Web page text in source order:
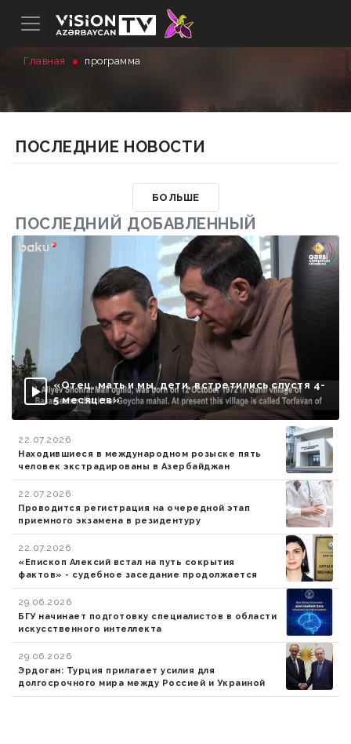
Главная программа
ПОСЛЕДНИЕ НОВОСТИ
БОЛЬШЕ
ПОСЛЕДНИЙ ДОБАВЛЕННЫЙ
«Отец, мать и мы, дети, встретились спустя 4-
5 месяцев»
22.07.2026
Находившиеся в международном розыске пять
человек экстрадированы в Азербайджан
22.07.2026
Проводится регистрация на очередной этап
приемного экзамена в резидентуру
22.07.2026
«Епископ Алексий встал на путь сокрытия
фактов» - судебное заседание продолжается
29.06.2026
БГУ начинает подготовку специалистов в области
искусственного интеллекта
29.06.2026
Эрдоган: Турция прилагает усилия для
долгосрочного мира между Россией и Украиной